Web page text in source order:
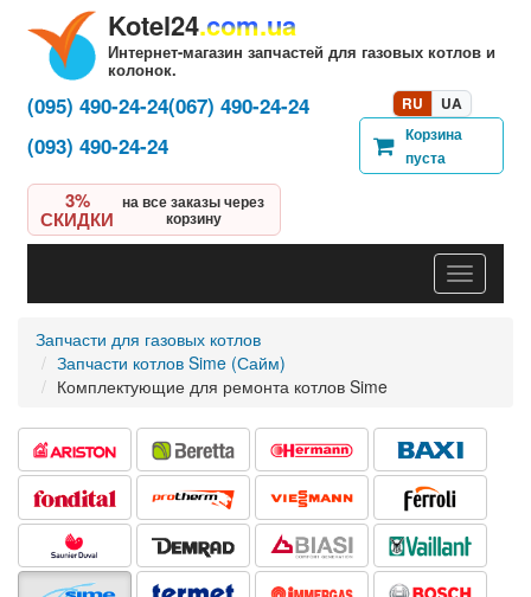
Kotel24.com.ua
Интернет-магазин запчастей для газовых котлов и
колонок.
3%
СКИДКИ
на все заказы через
корзину
(095) 490-24-24(067) 490-24-24
(093) 490-24-24
RU
UA
Корзина
пуста
Запчасти для газовых котлов
Запчасти котлов Sime (Сайм)
Комплектующие для ремонта котлов Sime